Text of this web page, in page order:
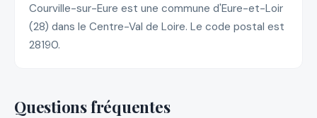
Courville-sur-Eure est une commune d'Eure-et-Loir
(28) dans le Centre-Val de Loire. Le code postal est
28190.
Questions fréquentes